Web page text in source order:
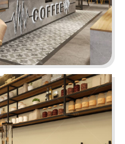
Nhà hàng Âu
12
MASHA & THE BEAR
Buffet